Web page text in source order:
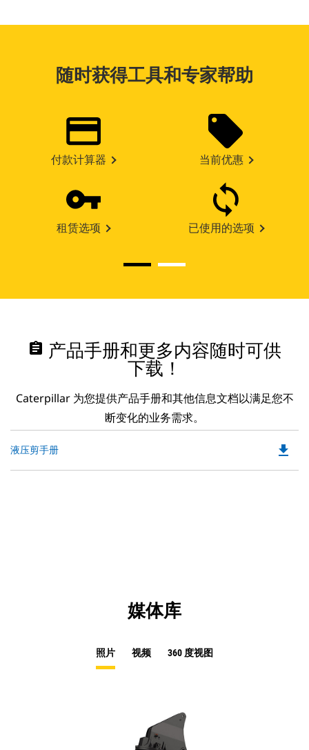
随时获得工具和专家帮助
付款计算器 当前优惠
租赁选项 已使用的选项
assignment 产品手册和更多内容随时可供
下载！
Caterpillar 为您提供产品手册和其他信息文档以满足您不
断变化的业务需求。
液压剪手册 file_download
媒体库
照片 视频 360 度视图